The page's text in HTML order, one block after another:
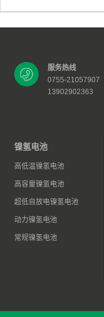
服务热线
0755-21057907
13902902363
镍氢电池
高低温镍氢电池
高容量镍氢电池
超低自放电镍氢电池
动力镍氢电池
常规镍氢电池